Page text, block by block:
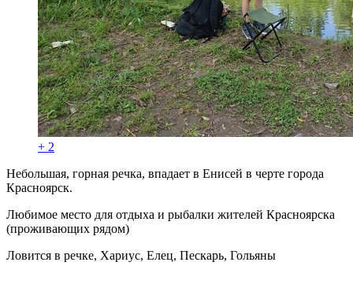
+ 2
Небольшая, горная речка, впадает в Енисей в черте города
Красноярск.
Любимое место для отдыха и рыбалки жителей Красноярска
(проживающих рядом)
Ловится в речке, Хариус, Елец, Пескарь, Гольяны